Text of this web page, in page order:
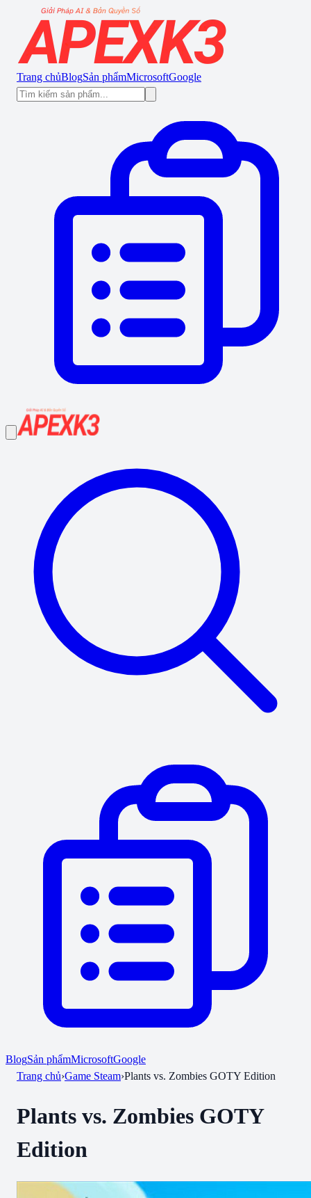
Trang chủBlogSản phẩmMicrosoftGoogle
BlogSản phẩmMicrosoftGoogle
Trang chủ›Game Steam›Plants vs. Zombies GOTY Edition
Plants vs. Zombies GOTY
Edition